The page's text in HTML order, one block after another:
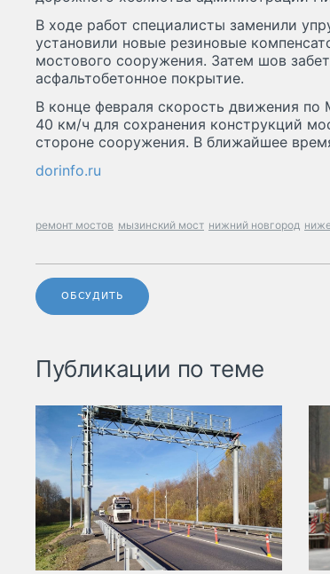
В ходе работ специалисты заменили
установили новые резиновые
мостового сооружения. Затем шов
асфальтобетонное покрытие.
В конце февраля скорость движения
40 км/ч для сохранения конструкций
стороне сооружения. В ближайшее
dorinfo.ru
ремонт мостов мызинский мост нижний новгород
ОБСУДИТЬ
Публикации по теме